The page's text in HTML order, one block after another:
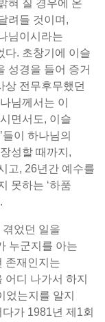
혀 질 경우에 온
려들 것이며,
님이시라는
다. 초창기에 이슬
성경을 들어 증거
상 전무후무했던
님께서는 이
면서도, 이슬
이 하나님의
성할 때까지,
고, 26년간 예수를
못하는 ‘하품
었던 일을
누군지를 아는
존재인지는
디 나가서 하지
었는지를 알지
가 1981년 제1회